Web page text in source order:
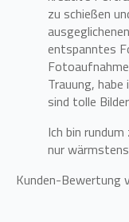
zu schießen
entspanntes
Trauung,
sind tolle
Ich bin
nur
Kunden-Bewertung